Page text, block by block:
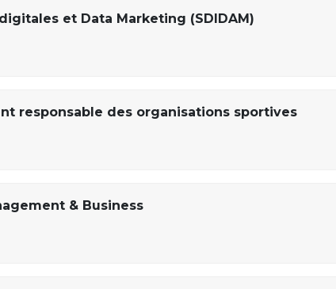
et Data Marketing (SDIDAM)
responsable des organisations sportives
& Business